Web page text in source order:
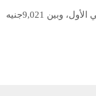
يتكلف الطلاب ما قيمته 9,250 جنيه استرليني، ما يعادل (11,363 دولار أمريكي) في الفصل الدراسي الأول، وبين 9,021جنيه